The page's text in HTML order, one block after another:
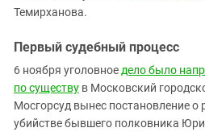
Темирханова.
Первый судебный процесс
6 ноября уголовное дело было
по существу в Московский
Мосгорсуд вынес постановление о
убийстве бывшего полковника